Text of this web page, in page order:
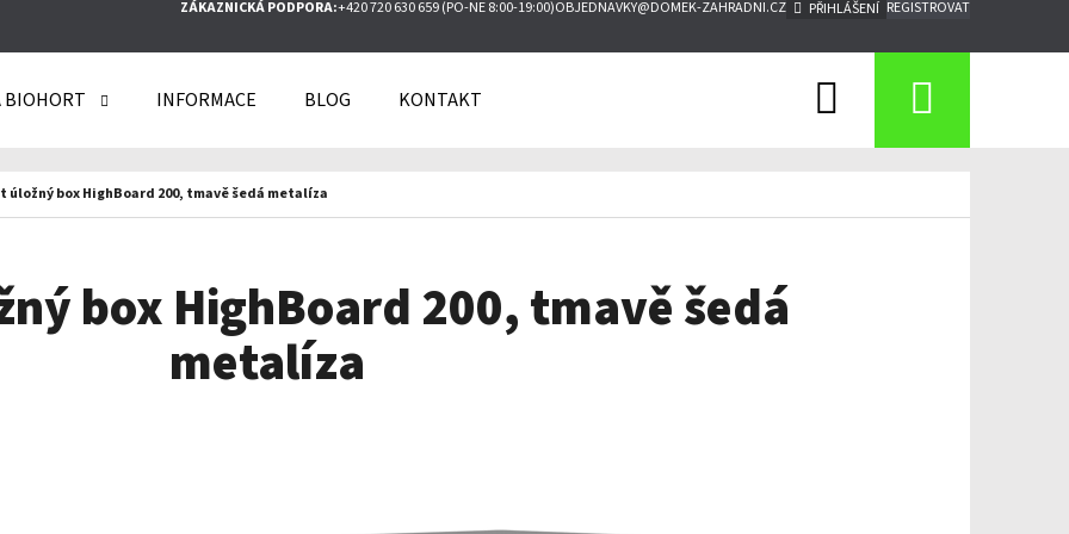
ZÁKAZNICKÁ PODPORA:+420 720 630 659 (PO-NE 8:00-19:00)OBJEDNAVKY@DOMEK-ZAHRADNI.CZ PŘIHLÁŠENÍ REGISTROVAT
BIOHORT INFORMACE BLOG KONTAKT Hledat
úložný box HighBoard 200, tmavě šedá metalíza
box HighBoard 200, tmavě šedá
metalíza
DOPORUČUJEME